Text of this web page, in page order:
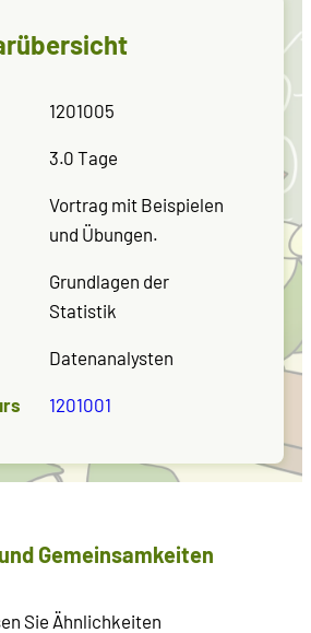
1201005
3.0 Tage
Vortrag mit Beispielen
und Übungen.
Grundlagen der
Statistik
Datenanalysten
1201001
Gemeinsamkeiten
Sie Ähnlichkeiten